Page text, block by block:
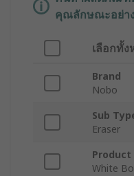
คุณลักษณะอย่า
เลือกทั้
Brand
Nobo
Sub
Eraser
Product
White